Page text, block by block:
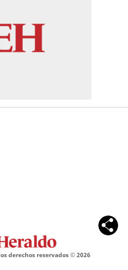
derechos reservados ©2026